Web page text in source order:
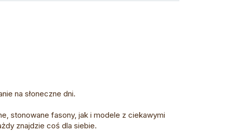
na słoneczne dni.
stonowane fasony, jak i modele z ciekawymi
znajdzie coś dla siebie.